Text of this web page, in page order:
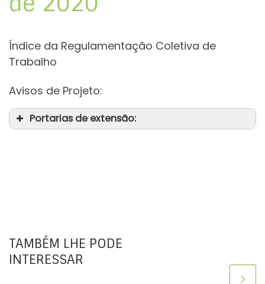
Índice da Regulamentação Coletiva de
Trabalho
Avisos de Projeto:
Portarias de extensão:
TAMBÉM LHE PODE
INTERESSAR